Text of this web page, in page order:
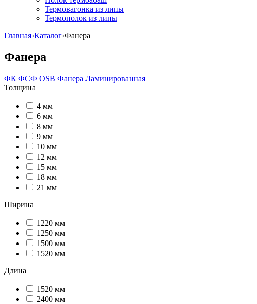
Термовагонка из липы
Термополок из липы
Главная›Каталог›Фанера
Фанера
ФК ФСФ OSB Фанера Ламинированная
Толщина
4 мм
6 мм
8 мм
9 мм
10 мм
12 мм
15 мм
18 мм
21 мм
Ширина
1220 мм
1250 мм
1500 мм
1520 мм
Длина
1520 мм
2400 мм